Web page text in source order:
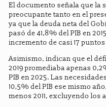
El documento señala que la
preocupante tanto en el
ya que la deuda neta del
pasó de 41,8% del PIB en
incremento de casi 17
Asimismo, indican que el
2019 promediaba apenas
PIB en 2025. Las
10,5% del PIB ese mismo
menos 2011, excluyendo los